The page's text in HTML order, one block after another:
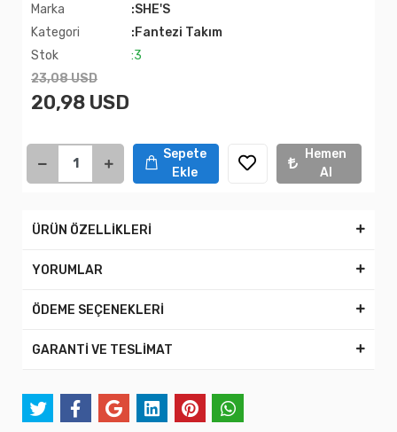
Marka
:SHE'S
Kategori
:Fantezi Takım
Stok
:3
23,08 USD
20,98 USD
Sepete
Ekle
Hemen
Al
ÜRÜN ÖZELLİKLERİ
YORUMLAR
ÖDEME SEÇENEKLERİ
GARANTİ VE TESLİMAT